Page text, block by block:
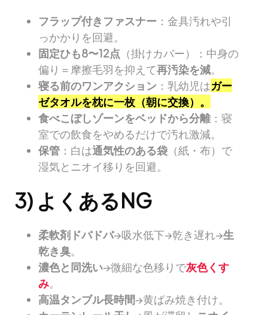
フラップ付きファスナー ：金具汚れや引
っかかりを回避。
固定ひも8〜12点 （掛けカバー）：中身の
偏り＝摩擦毛羽を抑えて再汚染を減。
寝る前のワンアクション ：乳幼児はガー
ゼタオルを枕に一枚（朝に交換）。
食べこぼしゾーンをベッドから分離：寝
室での飲食をやめるだけで汚れ激減。
保管 ：白は通気性のある袋 （紙・布）で
湿気とニオイ移りを回避。
3) よくあるNG
柔軟剤ドバドバ→吸水低下→乾き遅れ→生
乾き臭。
濃色と同洗い→微細な色移りで灰色くす
み。
高温タンブル長時間→黄ばみ焼き付け。